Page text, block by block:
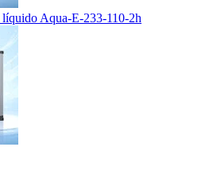
Aqua-E-233-110-2h